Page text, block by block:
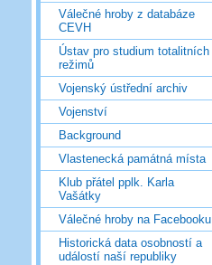
Válečné hroby z databáze
CEVH
Ústav pro studium totalitních
režimů
Vojenský ústřední archiv
Vojenství
Background
Vlastenecká památná místa
Klub přátel pplk. Karla
Vašátky
Válečné hroby na Facebooku
Historická data osobností a
událostí naší republiky